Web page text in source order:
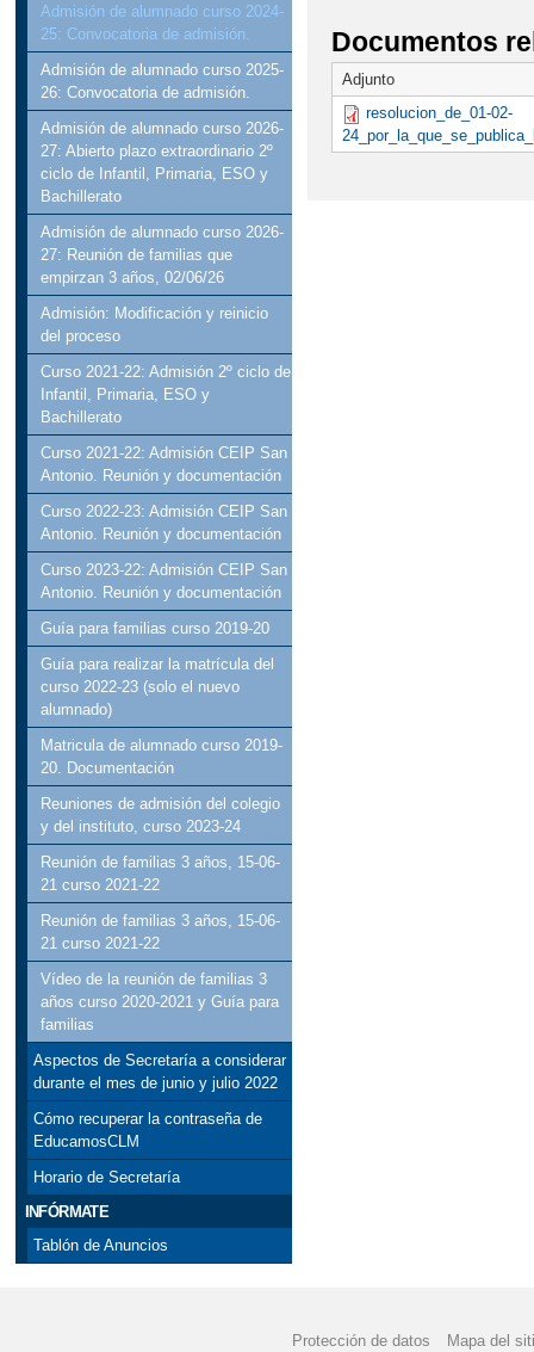
Admisión de alumnado curso 2024-
25: Convocatoria de admisión.
Admisión de alumnado curso 2025-
26: Convocatoria de admisión.
Admisión de alumnado curso 2026-
27: Abierto plazo extraordinario 2º
ciclo de Infantil, Primaria, ESO y
Bachillerato
Admisión de alumnado curso 2026-
27: Reunión de familias que
empirzan 3 años, 02/06/26
Admisión: Modificación y reinicio
del proceso
Curso 2021-22: Admisión 2º ciclo de
Infantil, Primaria, ESO y
Bachillerato
Curso 2021-22: Admisión CEIP San
Antonio. Reunión y documentación
Curso 2022-23: Admisión CEIP San
Antonio. Reunión y documentación
Curso 2023-22: Admisión CEIP San
Antonio. Reunión y documentación
Guía para familias curso 2019-20
Guía para realizar la matrícula del
curso 2022-23 (solo el nuevo
alumnado)
Matricula de alumnado curso 2019-
20. Documentación
Reuniones de admisión del colegio
y del instituto, curso 2023-24
Reunión de familias 3 años, 15-06-
21 curso 2021-22
Reunión de familias 3 años, 15-06-
21 curso 2021-22
Vídeo de la reunión de familias 3
años curso 2020-2021 y Guía para
familias
Aspectos de Secretaría a considerar
durante el mes de junio y julio 2022
Cómo recuperar la contraseña de
EducamosCLM
Horario de Secretaría
INFÓRMATE
Tablón de Anuncios
Documentos
Adjunto
resolucion_de_01-02-
Protección de datos Mapa del